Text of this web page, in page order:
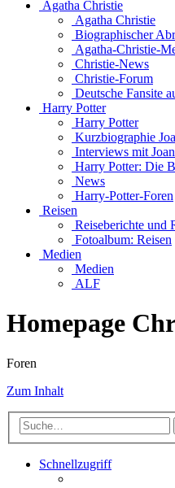
Agatha Christie
Agatha Christie
Biographischer
Agatha-Christie-
Christie-News
Christie-Forum
Deutsche Fansite
Harry Potter
Harry Potter
Kurzbiographie
Interviews mit
Harry Potter: Die
News
Harry-Potter-Foren
Reisen
Reiseberichte und
Fotoalbum: Reisen
Medien
Medien
ALF
Homepage
Foren
Zum Inhalt
Schnellzugriff